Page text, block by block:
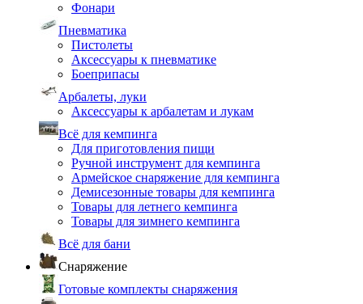
Фонари
Пневматика
Пистолеты
Аксессуары к пневматике
Боеприпасы
Арбалеты, луки
Аксессуары к арбалетам и лукам
Всё для кемпинга
Для приготовления пищи
Ручной инструмент для кемпинга
Армейское снаряжение для кемпинга
Демисезонные товары для кемпинга
Товары для летнего кемпинга
Товары для зимнего кемпинга
Всё для бани
Снаряжение
Готовые комплекты снаряжения